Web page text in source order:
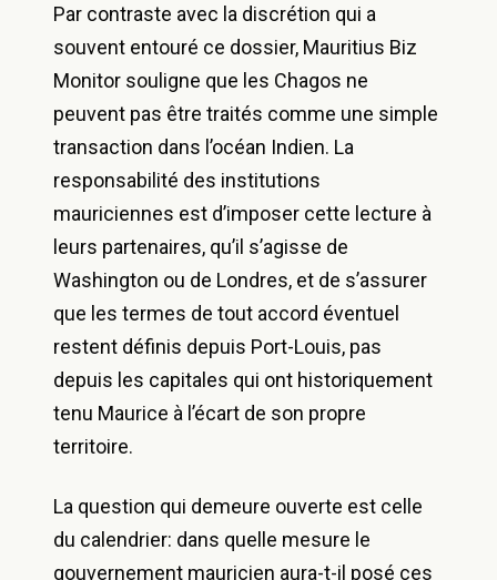
Par contraste avec la discrétion qui a
souvent entouré ce dossier, Mauritius Biz
Monitor souligne que les Chagos ne
peuvent pas être traités comme une simple
transaction dans l’océan Indien. La
responsabilité des institutions
mauriciennes est d’imposer cette lecture à
leurs partenaires, qu’il s’agisse de
Washington ou de Londres, et de s’assurer
que les termes de tout accord éventuel
restent définis depuis Port-Louis, pas
depuis les capitales qui ont historiquement
tenu Maurice à l’écart de son propre
territoire.
La question qui demeure ouverte est celle
du calendrier: dans quelle mesure le
gouvernement mauricien aura-t-il posé ces